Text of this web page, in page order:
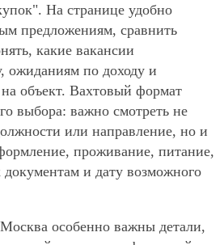
На странице удобно
предложениям, сравнить
какие вакансии
ожиданиям по доходу и
объект. Вахтовый формат
выбора: важно смотреть не
или направление, но и
проживание, питание,
документам и дату возможного
особенно важны детали,